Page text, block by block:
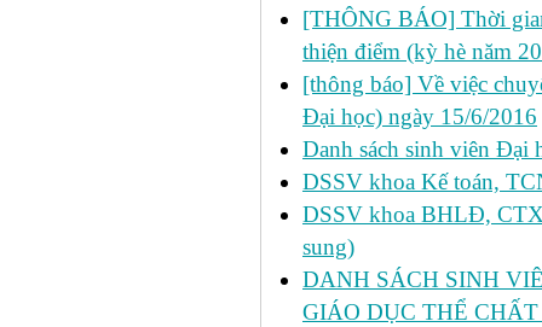
[THÔNG BÁO] Thời
thiện điểm (kỳ hè năm
[thông báo] Về việc
Đại học) ngày 15/6/2016
Danh sách sinh viên Đại
DSSV khoa Kế toán,
DSSV khoa BHLĐ,
sung)
DANH SÁCH SINH
GIÁO DỤC THỂ